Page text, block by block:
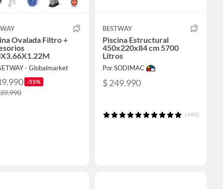
Ovalada Filtro +
- Globalmarket
-55%
BESTWAY
Piscina Estructural
450x220x84 cm 5700
Litros
Por SODIMAC
$ 249.990
(490)